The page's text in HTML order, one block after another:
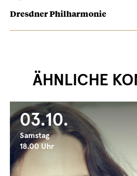
Dresdner Philharmonie
ÄHNLICHE
03.10.
Samstag
18.00 Uhr